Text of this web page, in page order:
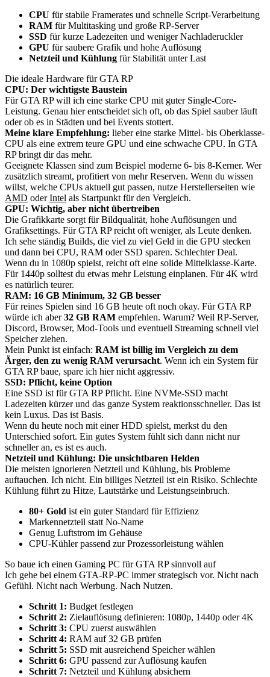
CPU für stabile Framerates und schnelle Script-Verarbeitung
RAM für Multitasking und große RP-Server
SSD für kurze Ladezeiten und weniger Nachladeruckler
GPU für saubere Grafik und hohe Auflösung
Netzteil und Kühlung für Stabilität unter Last
Die ideale Hardware für GTA RP
CPU: Der wichtigste Baustein
Für GTA RP will ich eine starke CPU mit guter Single-Core-
Leistung. Genau hier entscheidet sich oft, ob das Spiel sauber läuft
oder ob es in Städten und bei Events stottert.
Meine klare Empfehlung: lieber eine starke Mittel- bis Oberklasse-
CPU als eine extrem teure GPU und eine schwache CPU. In GTA
RP bringt dir das mehr.
Geeignete Klassen sind zum Beispiel moderne 6- bis 8-Kerner. Wer
zusätzlich streamt, profitiert von mehr Reserven. Wenn du wissen
willst, welche CPUs aktuell gut passen, nutze Herstellerseiten wie
AMD oderIntel als Startpunkt für den Vergleich.
GPU: Wichtig, aber nicht übertreiben
Die Grafikkarte sorgt für Bildqualität, hohe Auflösungen und
Grafiksettings. Für GTA RP reicht oft weniger, als Leute denken.
Ich sehe ständig Builds, die viel zu viel Geld in die GPU stecken
und dann bei CPU, RAM oder SSD sparen. Schlechter Deal.
Wenn du in 1080p spielst, reicht oft eine solide Mittelklasse-Karte.
Für 1440p solltest du etwas mehr Leistung einplanen. Für 4K wird
es natürlich teurer.
RAM: 16 GB Minimum, 32 GB besser
Für reines Spielen sind 16 GB heute oft noch okay. Für GTA RP
würde ich aber32 GB RAM empfehlen. Warum? Weil RP-Server,
Discord, Browser, Mod-Tools und eventuell Streaming schnell viel
Speicher ziehen.
Mein Punkt ist einfach: RAM ist billig im Vergleich zu dem
Ärger, den zu wenig RAM verursacht. Wenn ich ein System für
GTA RP baue, spare ich hier nicht aggressiv.
SSD: Pflicht, keine Option
Eine SSD ist für GTA RP Pflicht. Eine NVMe-SSD macht
Ladezeiten kürzer und das ganze System reaktionsschneller. Das ist
kein Luxus. Das ist Basis.
Wenn du heute noch mit einer HDD spielst, merkst du den
Unterschied sofort. Ein gutes System fühlt sich dann nicht nur
schneller an, es ist es auch.
Netzteil und Kühlung: Die unsichtbaren Helden
Die meisten ignorieren Netzteil und Kühlung, bis Probleme
auftauchen. Ich nicht. Ein billiges Netzteil ist ein Risiko. Schlechte
Kühlung führt zu Hitze, Lautstärke und Leistungseinbruch.
80+ Gold ist ein guter Standard für Effizienz
Markennetzteil statt No-Name
Genug Luftstrom im Gehäuse
CPU-Kühler passend zur Prozessorleistung wählen
So baue ich einen Gaming PC für GTA RP sinnvoll auf
Ich gehe bei einem GTA-RP-PC immer strategisch vor. Nicht nach
Gefühl. Nicht nach Werbung. Nach Nutzen.
Schritt 1: Budget festlegen
Schritt 2: Zielauflösung definieren: 1080p, 1440p oder 4K
Schritt 3: CPU zuerst auswählen
Schritt 4: RAM auf 32 GB prüfen
Schritt 5: SSD mit ausreichend Speicher wählen
Schritt 6: GPU passend zur Auflösung kaufen
Schritt 7: Netzteil und Kühlung absichern